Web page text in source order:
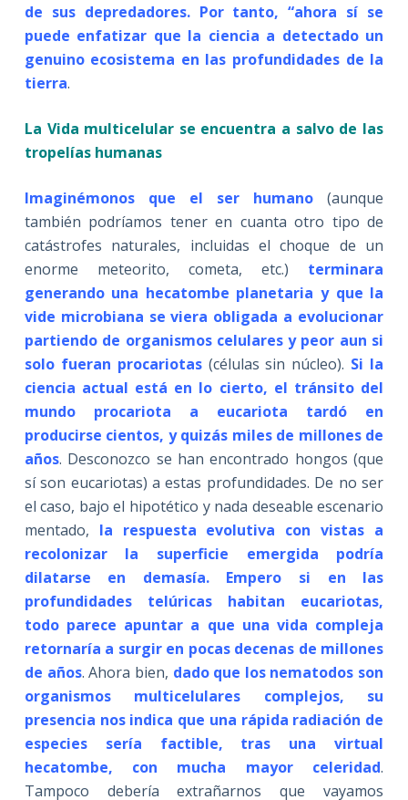
de sus depredadores. Por tanto, “ahora sí se
puede enfatizar que la ciencia a detectado un
genuino ecosistema en las profundidades de la
tierra.
La Vida multicelular se encuentra a salvo de las
tropelías humanas
Imaginémonos que el ser humano
(aunque
también podríamos tener en cuanta otro tipo de
catástrofes naturales, incluidas el choque de un
enorme meteorito, cometa, etc.) terminara
generando una hecatombe planetaria y que la
vide microbiana se viera obligada a evolucionar
partiendo de organismos celulares y peor aun si
solo fueran procariotas (células sin núcleo). Si la
ciencia actual está en lo cierto, el tránsito del
mundo procariota a eucariota tardó en
producirse cientos, y quizás miles de millones de
años. Desconozco se han encontrado hongos (que
sí son eucariotas) a estas profundidades. De no ser
el caso, bajo el hipotético y nada deseable escenario
mentado, la respuesta evolutiva con vistas a
recolonizar la superficie emergida podría
dilatarse en demasía. Empero si en las
profundidades telúricas habitan eucariotas,
todo parece apuntar a que una vida compleja
retornaría a surgir en pocas decenas de millones
de años. Ahora bien, dado que los nematodos son
organismos multicelulares complejos, su
presencia nos indica que una rápida radiación de
especies sería factible, tras una virtual
hecatombe, con mucha mayor celeridad.
Tampoco debería extrañarnos que vayamos